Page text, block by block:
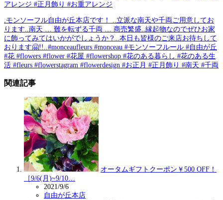
アレンジ #正月飾り #お重アレンジ
.モンソーフル自由が丘本店です！ ..立派な南天や千両ご用意してお
ります..南天 … 難を転ずる千両 … 商売繁盛..縁起物なのでぜひお家
に飾ってみてはいかがでしょうか？️..本日も皆様のご来店お待ちして
おります🤗!!..#monceaufleurs #monceau #モンソーフルール #自由が丘
#花 #flowers #flower #花屋 #flowershop #花のある暮らし #花のある生
活 #fleurs #flowerstagram #flowerdesign #お正月 #正月飾り #南天 #千両
関連記事
オータムギフトクーポン￥500 OFF！
［9/6(月)~9/10…
2021/9/6
自由が丘本店